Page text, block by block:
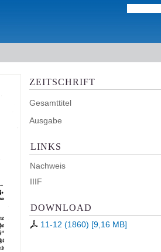
ZEITSCHRIFT
Gesamttitel
Ausgabe
LINKS
Nachweis
IIIF
DOWNLOAD
11-12 (1860) [9,16 MB]